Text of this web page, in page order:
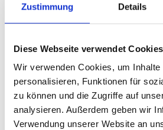
Zustimmung Details
Diese Webseite verwendet Cookies
Wir verwenden Cookies, um Inhalte
personalisieren, Funktionen für
zu können und die Zugriffe auf
analysieren. Außerdem geben wir
Verwendung unserer Website an
DETAILS
Zeit:
10:00 a.m. - 1:00 p.m.
Veranstaltungskategorie:
Wandern